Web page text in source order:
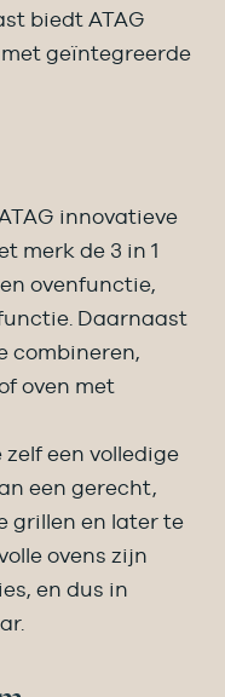
biedt ATAG
geïntegreerde
innovatieve
merk de 3 in 1
ovenfunctie,
Daarnaast
combineren,
oven met
zelf een volledige
een gerecht,
grillen en later te
ovens zijn
en dus in